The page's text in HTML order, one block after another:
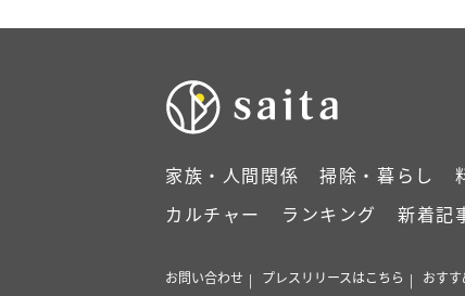
家族・人間関係 掃除・暮らし
カルチャー
ランキング 新着記
お問い合わせ プレスリリースはこちら おす